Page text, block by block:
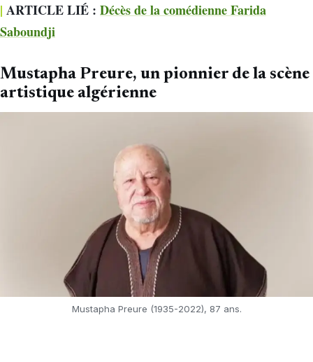
| ARTICLE LIÉ : Décès de la comédienne Farida
Saboundji
Mustapha Preure, un pionnier de la scène
artistique algérienne
Mustapha Preure (1935-2022), 87 ans.